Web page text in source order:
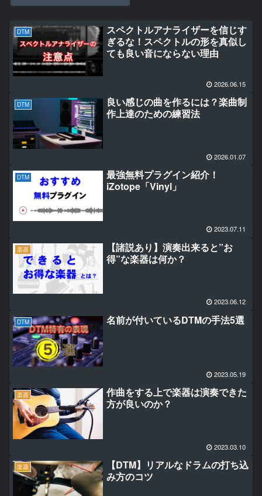
DTM
スペクトルアナライザーを信じす
ぎるな！スペクトルの形を真似し
ても良い音にならない理由
2026.06.15
DTM
良い感じの曲を作るには？楽曲制
作上達のための練習法
2026.01.07
DTM
最強無料プラグイン紹介！
iZotope「Vinyl」
2023.07.11
楽器
【諸説あり】演奏出来ると”お
得”な楽器は何か？
2023.06.12
DTM 名前が付いているDTMの手法5選
2023.05.19
楽器
作曲をする上で楽器は演奏できた
方が良いのか？
2023.03.10
楽器
【DTM】リアルなドラムの打ち込
み方のコツ